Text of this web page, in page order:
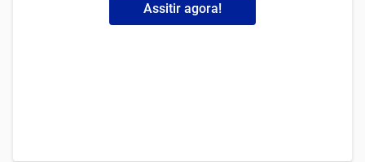
Assitir agora!